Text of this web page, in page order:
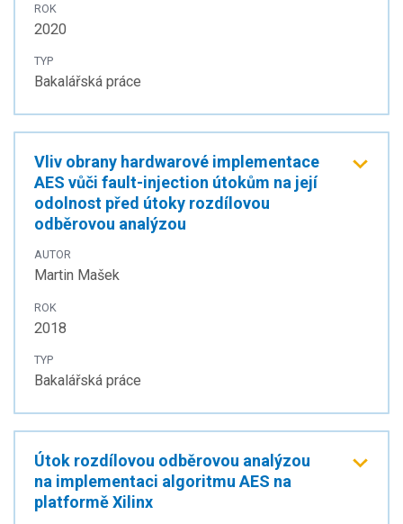
ROK
2020
TYP
Bakalářská práce
Vliv obrany hardwarové implementace
AES vůči fault-injection útokům na její
odolnost před útoky rozdílovou
odběrovou analýzou
AUTOR
Martin Mašek
ROK
2018
TYP
Bakalářská práce
Útok rozdílovou odběrovou analýzou
na implementaci algoritmu AES na
platformě Xilinx